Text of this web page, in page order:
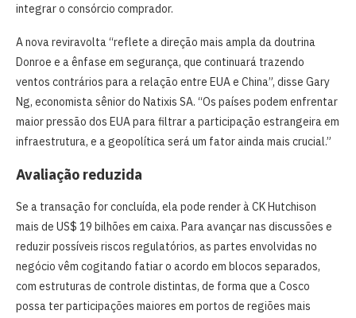
integrar o consórcio comprador.
A nova reviravolta “reflete a direção mais ampla da doutrina
Donroe e a ênfase em segurança, que continuará trazendo
ventos contrários para a relação entre EUA e China”, disse Gary
Ng, economista sênior do Natixis SA. “Os países podem enfrentar
maior pressão dos EUA para filtrar a participação estrangeira em
infraestrutura, e a geopolítica será um fator ainda mais crucial.”
Avaliação reduzida
Se a transação for concluída, ela pode render à CK Hutchison
mais de US$ 19 bilhões em caixa. Para avançar nas discussões e
reduzir possíveis riscos regulatórios, as partes envolvidas no
negócio vêm cogitando fatiar o acordo em blocos separados,
com estruturas de controle distintas, de forma que a Cosco
possa ter participações maiores em portos de regiões mais